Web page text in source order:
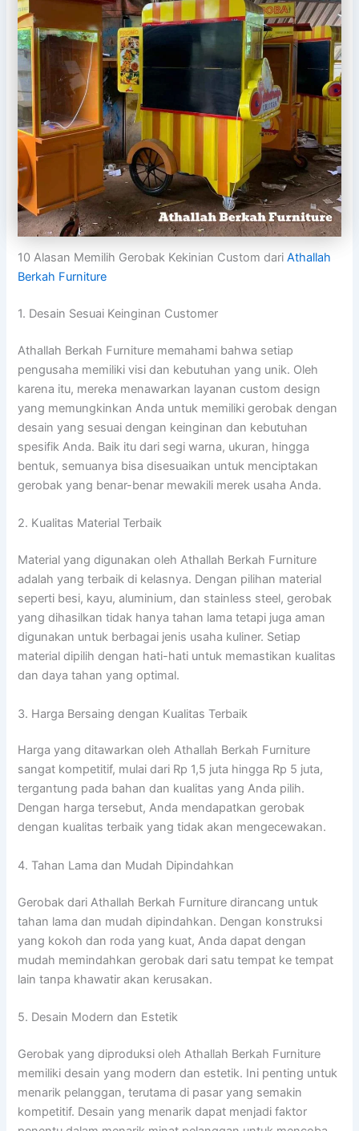
10 Alasan Memilih Gerobak Kekinian Custom dari Athallah
Berkah Furniture
1. Desain Sesuai Keinginan Customer
Athallah Berkah Furniture memahami bahwa setiap
pengusaha memiliki visi dan kebutuhan yang unik. Oleh
karena itu, mereka menawarkan layanan custom design
yang memungkinkan Anda untuk memiliki gerobak dengan
desain yang sesuai dengan keinginan dan kebutuhan
spesifik Anda. Baik itu dari segi warna, ukuran, hingga
bentuk, semuanya bisa disesuaikan untuk menciptakan
gerobak yang benar-benar mewakili merek usaha Anda.
2. Kualitas Material Terbaik
Material yang digunakan oleh Athallah Berkah Furniture
adalah yang terbaik di kelasnya. Dengan pilihan material
seperti besi, kayu, aluminium, dan stainless steel, gerobak
yang dihasilkan tidak hanya tahan lama tetapi juga aman
digunakan untuk berbagai jenis usaha kuliner. Setiap
material dipilih dengan hati-hati untuk memastikan kualitas
dan daya tahan yang optimal.
3. Harga Bersaing dengan Kualitas Terbaik
Harga yang ditawarkan oleh Athallah Berkah Furniture
sangat kompetitif, mulai dari Rp 1,5 juta hingga Rp 5 juta,
tergantung pada bahan dan kualitas yang Anda pilih.
Dengan harga tersebut, Anda mendapatkan gerobak
dengan kualitas terbaik yang tidak akan mengecewakan.
4. Tahan Lama dan Mudah Dipindahkan
Gerobak dari Athallah Berkah Furniture dirancang untuk
tahan lama dan mudah dipindahkan. Dengan konstruksi
yang kokoh dan roda yang kuat, Anda dapat dengan
mudah memindahkan gerobak dari satu tempat ke tempat
lain tanpa khawatir akan kerusakan.
5. Desain Modern dan Estetik
Gerobak yang diproduksi oleh Athallah Berkah Furniture
memiliki desain yang modern dan estetik. Ini penting untuk
menarik pelanggan, terutama di pasar yang semakin
kompetitif. Desain yang menarik dapat menjadi faktor